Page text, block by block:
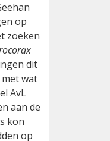
op
zoeken
dit
wat
AvL
aan de
kon
op